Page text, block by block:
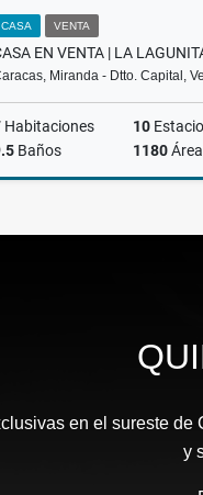
CASA VENTA
Miranda - Dtto. Capital,
Habitaciones 10
Baños 1180
US$620,000
en el sureste de
y